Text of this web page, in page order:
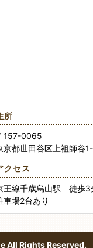
所
157-0065
京都世田谷区上祖師谷
クセス
王線千歳烏山駅 徒歩3
車場2台あり
All Rights Reserved.